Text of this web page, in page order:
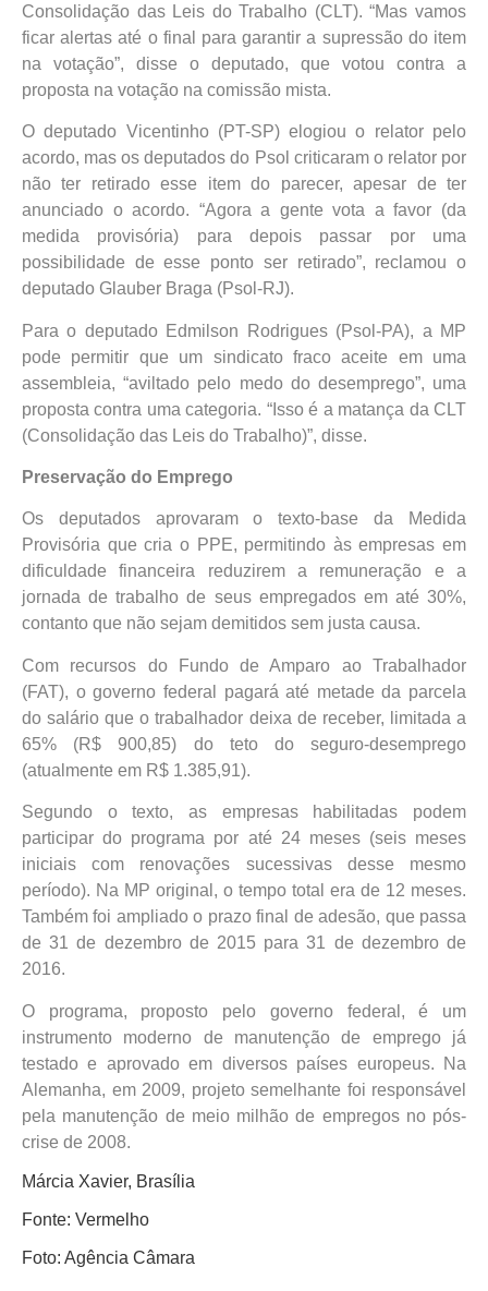
Consolidação das Leis do Trabalho (CLT). “Mas vamos
ficar alertas até o final para garantir a supressão do item
na votação”, disse o deputado, que votou contra a
proposta na votação na comissão mista.
O deputado Vicentinho (PT-SP) elogiou o relator pelo
acordo, mas os deputados do Psol criticaram o relator por
não ter retirado esse item do parecer, apesar de ter
anunciado o acordo. “Agora a gente vota a favor (da
medida provisória) para depois passar por uma
possibilidade de esse ponto ser retirado”, reclamou o
deputado Glauber Braga (Psol-RJ).
Para o deputado Edmilson Rodrigues (Psol-PA), a MP
pode permitir que um sindicato fraco aceite em uma
assembleia, “aviltado pelo medo do desemprego”, uma
proposta contra uma categoria. “Isso é a matança da CLT
(Consolidação das Leis do Trabalho)”, disse.
Preservação do Emprego
Os deputados aprovaram o texto-base da Medida
Provisória que cria o PPE, permitindo às empresas em
dificuldade financeira reduzirem a remuneração e a
jornada de trabalho de seus empregados em até 30%,
contanto que não sejam demitidos sem justa causa.
Com recursos do Fundo de Amparo ao Trabalhador
(FAT), o governo federal pagará até metade da parcela
do salário que o trabalhador deixa de receber, limitada a
65% (R$ 900,85) do teto do seguro-desemprego
(atualmente em R$ 1.385,91).
Segundo o texto, as empresas habilitadas podem
participar do programa por até 24 meses (seis meses
iniciais com renovações sucessivas desse mesmo
período). Na MP original, o tempo total era de 12 meses.
Também foi ampliado o prazo final de adesão, que passa
de 31 de dezembro de 2015 para 31 de dezembro de
2016.
O programa, proposto pelo governo federal, é um
instrumento moderno de manutenção de emprego já
testado e aprovado em diversos países europeus. Na
Alemanha, em 2009, projeto semelhante foi responsável
pela manutenção de meio milhão de empregos no pós-
crise de 2008.
Márcia Xavier, Brasília
Fonte: Vermelho
Foto: Agência Câmara